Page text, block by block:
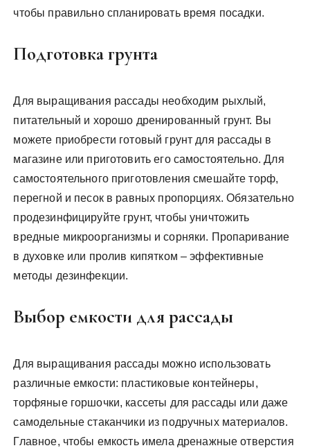
чтобы правильно спланировать время посадки.
Подготовка грунта
Для выращивания рассады необходим рыхлый,
питательный и хорошо дренированный грунт. Вы
можете приобрести готовый грунт для рассады в
магазине или приготовить его самостоятельно. Для
самостоятельного приготовления смешайте торф,
перегной и песок в равных пропорциях. Обязательно
продезинфицируйте грунт, чтобы уничтожить
вредные микроорганизмы и сорняки. Пропаривание
в духовке или пролив кипятком – эффективные
методы дезинфекции.
Выбор емкости для рассады
Для выращивания рассады можно использовать
различные емкости: пластиковые контейнеры,
торфяные горшочки, кассеты для рассады или даже
самодельные стаканчики из подручных материалов.
Главное, чтобы емкость имела дренажные отверстия